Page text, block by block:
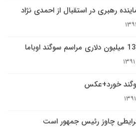
رهبری در استقبال از احمدی نژاد
خورد+عکس
چاوز رئیس جمهور است